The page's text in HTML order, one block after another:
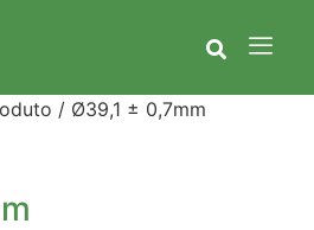
/ Ø39,1 ± 0,7mm